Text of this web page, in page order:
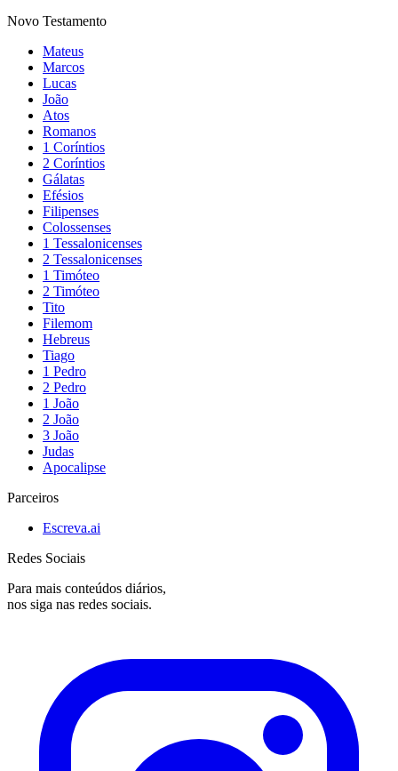
Novo Testamento
Mateus
Marcos
Lucas
João
Atos
Romanos
1 Coríntios
2 Coríntios
Gálatas
Efésios
Filipenses
Colossenses
1 Tessalonicenses
2 Tessalonicenses
1 Timóteo
2 Timóteo
Tito
Filemom
Hebreus
Tiago
1 Pedro
2 Pedro
1 João
2 João
3 João
Judas
Apocalipse
Parceiros
Escreva.ai
Redes Sociais
Para mais conteúdos diários,
nos siga nas redes sociais.